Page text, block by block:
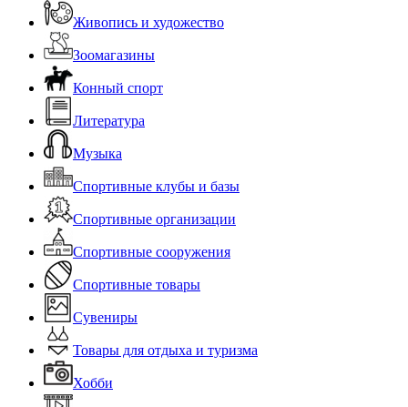
Живопись и художество
Зоомагазины
Конный спорт
Литература
Музыка
Спортивные клубы и базы
Спортивные организации
Спортивные сооружения
Спортивные товары
Сувениры
Товары для отдыха и туризма
Хобби